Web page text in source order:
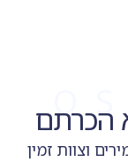
הכרתם
וצוות זמין